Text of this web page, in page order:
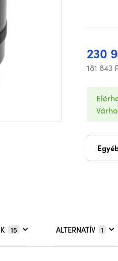
230
181 843
15 ALTERNATÍV 1